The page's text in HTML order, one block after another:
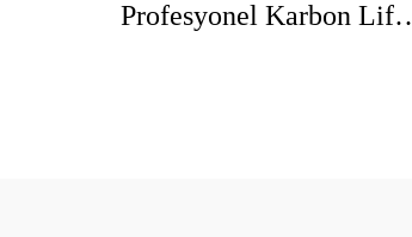
Profesyonel Karbon Lifli